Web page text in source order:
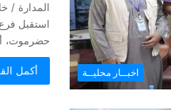
اخبــار محليــة
المدارة /
استقبل
حضرموت،
أكمل